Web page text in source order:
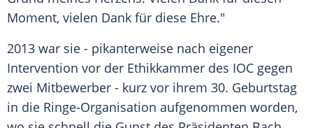
Moment, vielen Dank für diese Ehre."
2013 war sie - pikanterweise nach eigener
Intervention vor der Ethikkammer des IOC gegen
zwei Mitbewerber - kurz vor ihrem 30. Geburtstag
in die Ringe-Organisation aufgenommen worden,